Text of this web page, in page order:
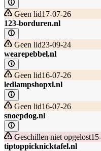
Geen lid17-07-26
123-borduren.nl
Geen lid23-09-24
wearepebbel.nl
Geen lid16-07-26
ledlampshopxl.nl
Geen lid16-07-26
snoepdog.nl
Geschillen niet opgelost
tiptoppicknicktafel.nl